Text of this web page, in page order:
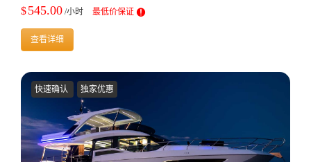
$545.00 /小时 最低价保证
查看详细
快速确认 独家优惠